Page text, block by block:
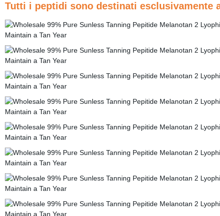
Tutti i peptidi sono destinati esclusivamente